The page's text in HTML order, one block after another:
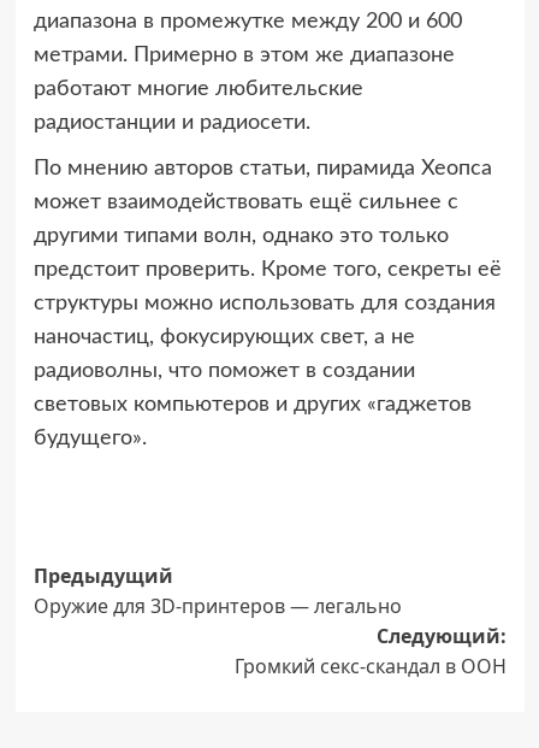
диапазона в промежутке между 200 и 600
метрами. Примерно в этом же диапазоне
работают многие любительские
радиостанции и радиосети.
По мнению авторов статьи, пирамида Хеопса
может взаимодействовать ещё сильнее с
другими типами волн, однако это только
предстоит проверить. Кроме того, секреты её
структуры можно использовать для создания
наночастиц, фокусирующих свет, а не
радиоволны, что поможет в создании
световых компьютеров и других «гаджетов
будущего».
Навигация
записи
Предыдущий
Оружие для 3D-принтеров — легально
Следующий:
Громкий секс-скандал в ООН